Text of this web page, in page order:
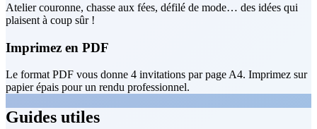
Atelier couronne, chasse aux fées, défilé de mode… des idées qui
plaisent à coup sûr !
Imprimez en PDF
Le format PDF vous donne 4 invitations par page A4. Imprimez sur
papier épais pour un rendu professionnel.
Guides utiles